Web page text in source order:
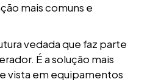
mais comuns e
vedada que faz parte
É a solução mais
vista em equipamentos